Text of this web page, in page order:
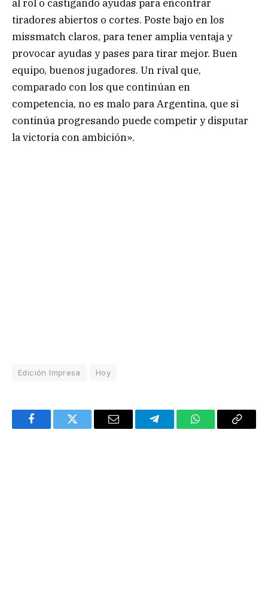
al rol o castigando ayudas para encontrar
tiradores abiertos o cortes. Poste bajo en los
missmatch claros, para tener amplia ventaja y
provocar ayudas y pases para tirar mejor. Buen
equipo, buenos jugadores. Un rival que,
comparado con los que continúan en
competencia, no es malo para Argentina, que si
continúa progresando puede competir y disputar
la victoria con ambición».
Edición Impresa Hoy
FacebookTwitter Email TelegramWhatsAppCopy